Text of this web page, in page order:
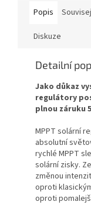
Popis
Diskuze
Detailní
Jako důkaz
regulátory
plnou záruku
MPPT solární
absolutní
rychlé MPPT
solární zisky.
změnou
oproti
oproti